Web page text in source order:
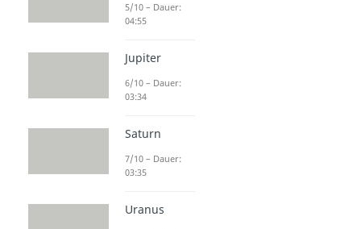
5/10 – Dauer:
04:55
Jupiter
6/10 – Dauer:
03:34
Saturn
7/10 – Dauer:
03:35
Uranus